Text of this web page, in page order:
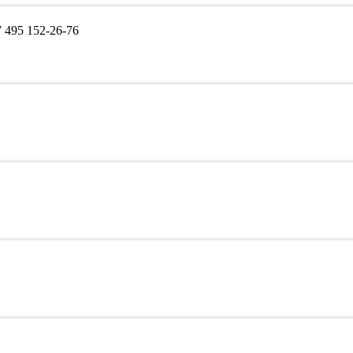
152-26-76